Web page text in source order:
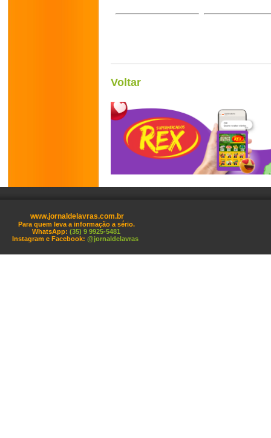
Voltar
www.jornaldelavras.com.br
Para quem leva a informação a sério.
WhatsApp: (35) 9 9925-5481
Instagram e Facebook: @jornaldelavras